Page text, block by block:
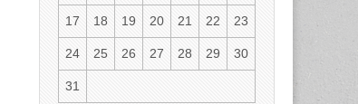
17 18 19 20 21 22 23
24 25 26 27 28 29 30
31